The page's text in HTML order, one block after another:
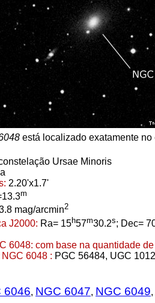
está localizado exatamente no
Ursae Minoris
2.20'x1.7'
m
mag/arcmin2
J2000: Ra= 15h57m30.2s; Dec=
6048: com base na quantidade
6048 : PGC 56484, UGC
6046, NGC 6047, NGC 6049,